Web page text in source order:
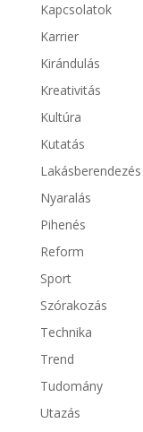
Kapcsolatok
Karrier
Kirándulás
Kreativitás
Kultúra
Kutatás
Lakásberendezés
Nyaralás
Pihenés
Reform
Sport
Szórakozás
Technika
Trend
Tudomány
Utazás